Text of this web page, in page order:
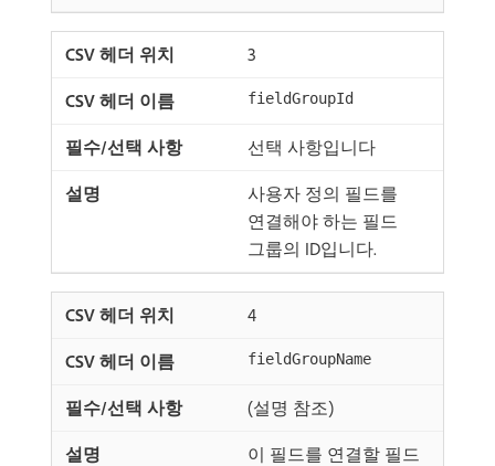
3
fieldGroupId
선택 사항입니다
사용자 정의 필드를
연결해야 하는 필드
그룹의 ID입니다.
4
fieldGroupName
(설명 참조)
이 필드를 연결할 필드